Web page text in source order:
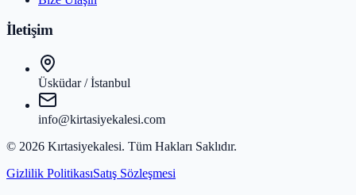
İletişim
Üsküdar / İstanbul
info@kirtasiyekalesi.com
© 2026 Kırtasiyekalesi. Tüm Hakları Saklıdır.
Gizlilik PolitikasıSatış Sözleşmesi